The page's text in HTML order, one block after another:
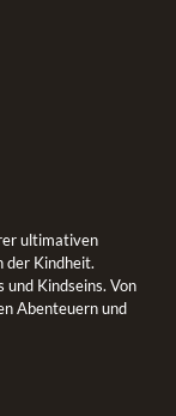
ultimativen
der Kindheit.
und Kindseins. Von
Abenteuern und